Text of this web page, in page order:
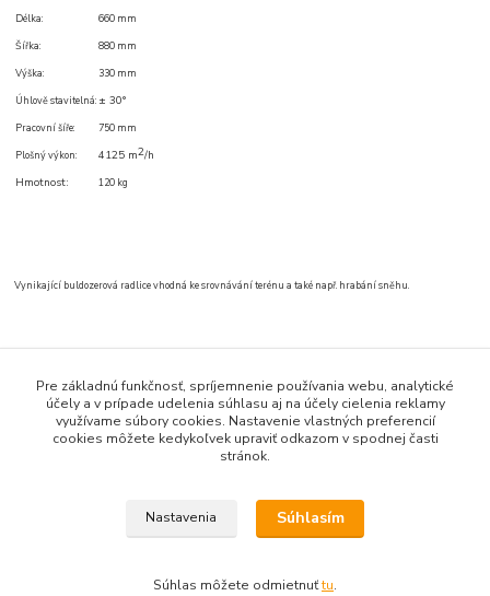
Délka: 660 mm
Šířka: 880 mm
Výška: 330 mm
Úhlově stavitelná: ± 30°
Pracovní šíře: 750 mm
Plošný výkon: 4125 m2/h
Hmotnost: 120 kg
Vynikající buldozerová radlice vhodná ke srovnávání terénu a také např. hrabání sněhu.
Tovar zaradený v kategóriách
Multifunkčné trucky
Upravit sběr cookies.
Pre základnú funkčnosť, spríjemnenie používania webu, analytické
účely a v prípade udelenia súhlasu aj na účely cielenia reklamy
využívame súbory cookies. Nastavenie vlastných preferencií
cookies môžete kedykoľvek upraviť odkazom v spodnej časti
stránok.
Nastavenia Súhlasím
Súhlas môžete odmietnuťtu.